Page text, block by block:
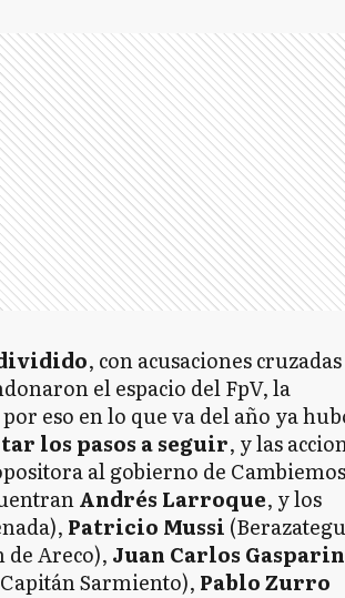
, con acusaciones
el espacio del FpV, la
eso en lo que va del año ya
los pasos a seguir, y las
al gobierno de
Andrés Larroque, y los
Patricio Mussi
de Areco), Juan Carlos
Sarmiento), Pablo Zurro